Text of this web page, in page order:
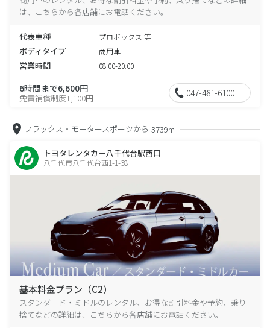
は、こちらから各店舗にお電話ください。
代表車種 プロボックス 等
ボディタイプ 商用車
営業時間 08:00-20:00
6時間まで6,600円
免責補償制度1,100円 047-481-6100
フラックス・モータースポーツから 3739m
トヨタレンタカー八千代台駅西口
八千代市八千代台西1-1-38
基本料金プラン（C2）
スタンダード・ミドルのレンタル、お得な割引料金や予約、乗り
捨てなどの詳細は、こちらから各店舗にお電話ください。